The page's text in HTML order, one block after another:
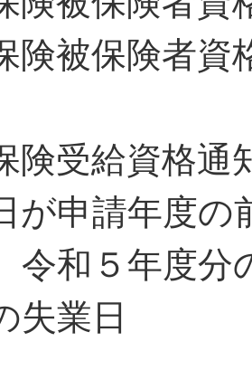
被保険者資
受給資格通
が申請年度の
令和５年度
失業日